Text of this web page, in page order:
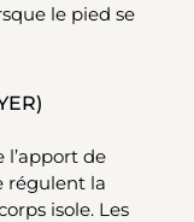
le pied se
l’apport de
régulent la
isole. Les